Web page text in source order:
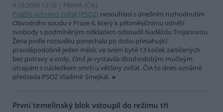
4.10.2000 13:10 | PRAHA (ČIA)
Pražští ochránci zvířat (PSOZ) nesouhlasí s dnešním rozhodnutím
Obvodního soudu v Praze 6, který k pětiměsíčnímu odnětí
svobody s podmíněným odkladem odsoudil Naděždu Trojanovou.
Žena podle rozsudku ponechala po dobu přesahující
pravděpodobně jeden měsíc ve svém bytě 13 koček zamčených
bez potravy a vody, čímž je vystavila dlouhodobým mučivým
útrapám s následkem smrti u většiny zvířat. ČIA to dnes oznámil
předseda PSOZ Vladimír Smejkal.
První temelínský blok vstoupil do režimu tři